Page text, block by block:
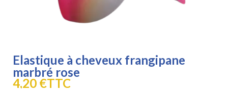
Elastique à cheveux frangipane
marbré rose
4,20 €TTC